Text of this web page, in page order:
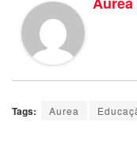
Tags: Aurea